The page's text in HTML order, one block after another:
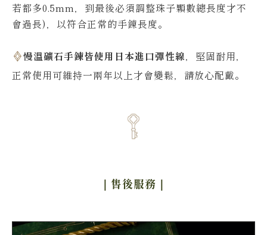
若都多0.5mm，到最後必須調整珠子顆數總長度才不
會過長)，以符合正常的手鍊長度。
慢溫礦石手鍊皆使用日本進口彈性線，堅固耐用，
正常使用可維持一兩年以上才會變鬆，請放心配戴。
｜售後服務 ｜